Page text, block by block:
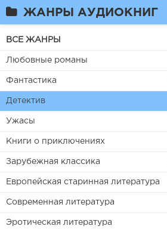
ЖАНРЫ АУДИОКНИГ
ВСЕ ЖАНРЫ
Любовные романы
Фантастика
Детектив
Ужасы
Книги о приключениях
Зарубежная классика
Европейская старинная литература
Современная литература
Эротическая литература